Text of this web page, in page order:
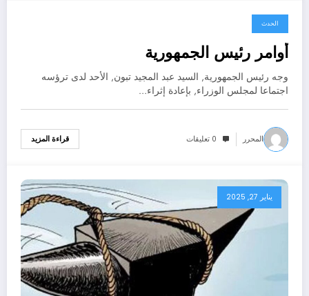
يناير 27, 2025
الحدث
أوامر رئيس الجمهورية
وجه رئيس الجمهورية, السيد عبد المجيد تبون, الأحد لدى ترؤسه
اجتماعا لمجلس الوزراء, بإعادة إثراء…
المحرر 0 تعليقات قراءة المزيد
يناير 27, 2025